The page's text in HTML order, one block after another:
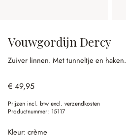
Vouwgordijn Dercy
Zuiver linnen. Met tunneltje en haken.
€ 49,95
Prijzen incl. btw excl. verzendkosten
Productnummer: 15117
Kleur: crème